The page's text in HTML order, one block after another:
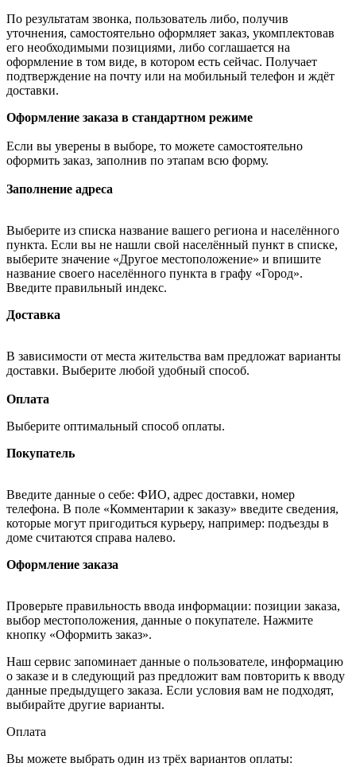
По результатам звонка, пользователь либо, получив
уточнения, самостоятельно оформляет заказ, укомплектовав
его необходимыми позициями, либо соглашается на
оформление в том виде, в котором есть сейчас. Получает
подтверждение на почту или на мобильный телефон и ждёт
доставки.
Оформление заказа в стандартном режиме
Если вы уверены в выборе, то можете самостоятельно
оформить заказ, заполнив по этапам всю форму.
Заполнение адреса
Выберите из списка название вашего региона и населённого
пункта. Если вы не нашли свой населённый пункт в списке,
выберите значение «Другое местоположение» и впишите
название своего населённого пункта в графу «Город».
Введите правильный индекс.
Доставка
В зависимости от места жительства вам предложат варианты
доставки. Выберите любой удобный способ.
Оплата
Выберите оптимальный способ оплаты.
Покупатель
Введите данные о себе: ФИО, адрес доставки, номер
телефона. В поле «Комментарии к заказу» введите сведения,
которые могут пригодиться курьеру, например: подъезды в
доме считаются справа налево.
Оформление заказа
Проверьте правильность ввода информации: позиции заказа,
выбор местоположения, данные о покупателе. Нажмите
кнопку «Оформить заказ».
Наш сервис запоминает данные о пользователе, информацию
о заказе и в следующий раз предложит вам повторить к вводу
данные предыдущего заказа. Если условия вам не подходят,
выбирайте другие варианты.
Оплата
Вы можете выбрать один из трёх вариантов оплаты: